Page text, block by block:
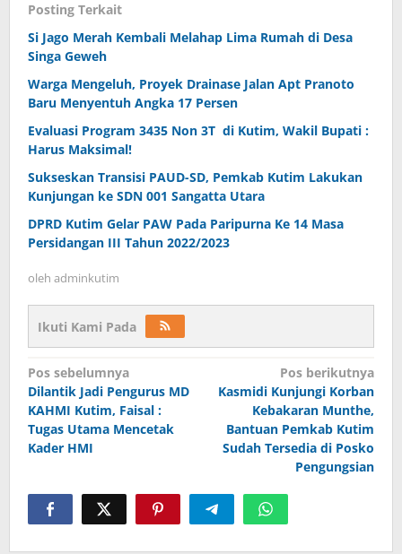
Posting Terkait
Si Jago Merah Kembali Melahap Lima Rumah di Desa
Singa Geweh
Warga Mengeluh, Proyek Drainase Jalan Apt Pranoto
Baru Menyentuh Angka 17 Persen
Evaluasi Program 3435 Non 3T di Kutim, Wakil Bupati :
Harus Maksimal!
Sukseskan Transisi PAUD-SD, Pemkab Kutim Lakukan
Kunjungan ke SDN 001 Sangatta Utara
DPRD Kutim Gelar PAW Pada Paripurna Ke 14 Masa
Persidangan III Tahun 2022/2023
oleh adminkutim
Ikuti Kami Pada
Navigasi
pos
Pos sebelumnya
Dilantik Jadi Pengurus MD
KAHMI Kutim, Faisal :
Tugas Utama Mencetak
Kader HMI
Pos berikutnya
Kasmidi Kunjungi Korban
Kebakaran Munthe,
Bantuan Pemkab Kutim
Sudah Tersedia di Posko
Pengungsian